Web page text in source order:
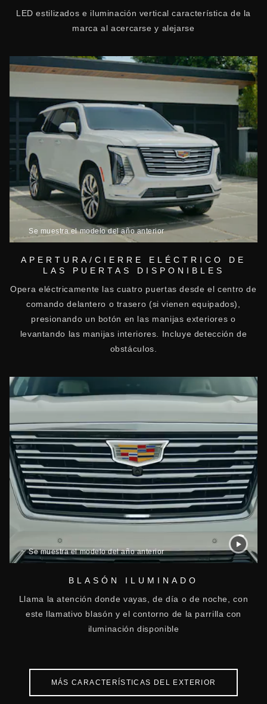
LED estilizados e iluminación vertical característica de la
marca al acercarse y alejarse
Se muestra el modelo del año anterior
APERTURA/CIERRE ELÉCTRICO DE
LAS PUERTAS DISPONIBLES
Opera eléctricamente las cuatro puertas desde el centro de
comando delantero o trasero (si vienen equipados),
presionando un botón en las manijas exteriores o
levantando las manijas interiores. Incluye detección de
obstáculos.
Se muestra el modelo del año anterior
BLASÓN ILUMINADO
Llama la atención donde vayas, de día o de noche, con
este llamativo blasón y el contorno de la parrilla con
iluminación disponible
MÁS CARACTERÍSTICAS DEL EXTERIOR